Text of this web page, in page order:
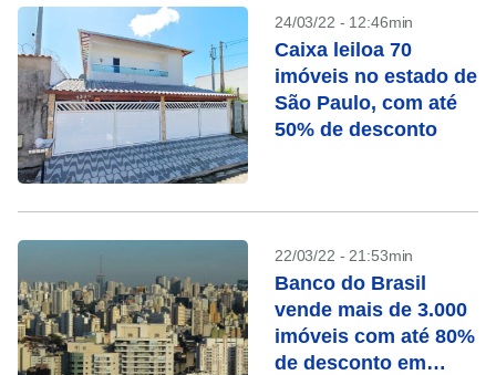
24/03/22 - 12:46min
Caixa leiloa 70
imóveis no estado de
São Paulo, com até
50% de desconto
22/03/22 - 21:53min
Banco do Brasil
vende mais de 3.000
imóveis com até 80%
de desconto em